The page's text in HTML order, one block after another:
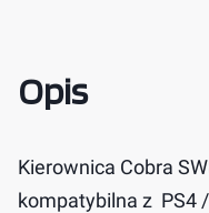
Opis
Kierownica Cobra
kompatybilna z PS4